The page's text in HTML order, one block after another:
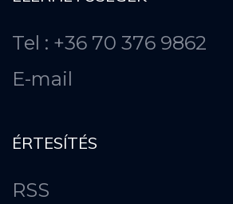
Tel : +36 70 376 9862
E-mail
ÉRTESÍTÉS
RSS